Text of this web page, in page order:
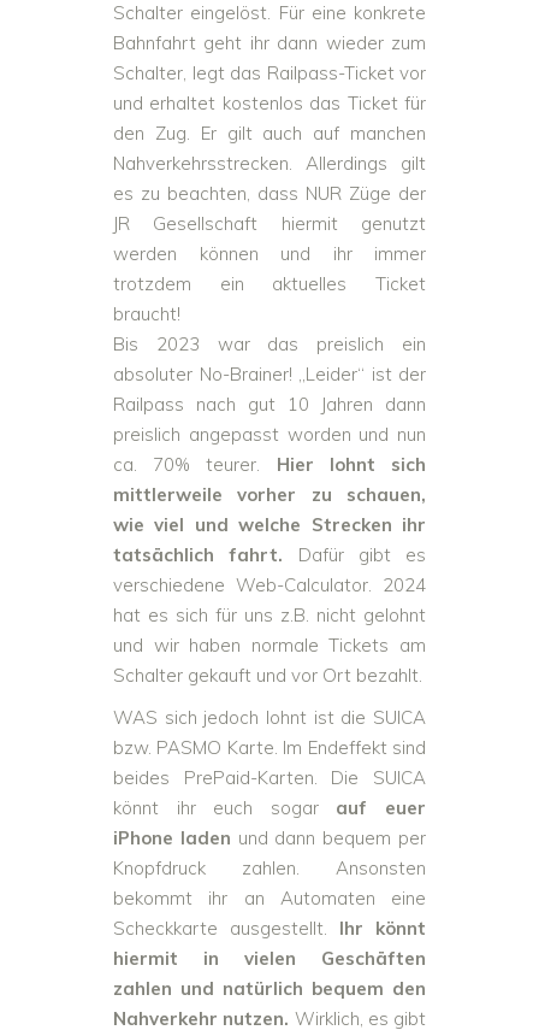
Schalter eingelöst. Für eine konkrete
Bahnfahrt geht ihr dann wieder zum
Schalter, legt das Railpass-Ticket vor
und erhaltet kostenlos das Ticket für
den Zug. Er gilt auch auf manchen
Nahverkehrsstrecken. Allerdings gilt
es zu beachten, dass NUR Züge der
JR Gesellschaft hiermit genutzt
werden können und ihr immer
trotzdem ein aktuelles Ticket
braucht!
Bis 2023 war das preislich ein
absoluter No-Brainer! „Leider“ ist der
Railpass nach gut 10 Jahren dann
preislich angepasst worden und nun
ca. 70% teurer. Hier lohnt sich
mittlerweile vorher zu schauen,
wie viel und welche Strecken ihr
tatsächlich fahrt. Dafür gibt es
verschiedene Web-Calculator. 2024
hat es sich für uns z.B. nicht gelohnt
und wir haben normale Tickets am
Schalter gekauft und vor Ort bezahlt.
WAS sich jedoch lohnt ist die SUICA
bzw. PASMO Karte. Im Endeffekt sind
beides PrePaid-Karten. Die SUICA
könnt ihr euch sogar auf euer
iPhone laden und dann bequem per
Knopfdruck zahlen. Ansonsten
bekommt ihr an Automaten eine
Scheckkarte ausgestellt. Ihr könnt
hiermit in vielen Geschäften
zahlen und natürlich bequem den
Nahverkehr nutzen. Wirklich, es gibt